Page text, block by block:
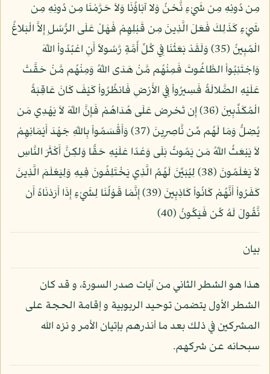
مِن دُونِهِ مِن شَيْءٍ نَّحْنُ وَلا آبَاؤُنَا وَلاَ حَرَّمْنَا مِن دُونِهِ مِن
شَيْءٍ كَذَلِكَ فَعَلَ الَّذِينَ مِن قَبْلِهِمْ فَهَلْ عَلَى الرُّسُلِ إِلاَّ الْبَلاغُ
الْمُبِينُ (35) وَلَقَدْ بَعَثْنَا فِي كُلِّ أُمَّةٍ رَّسُولاً أَنِ اعْبُدُواْ اللّهَ
وَاجْتَنِبُواْ الطَّاغُوتَ فَمِنْهُم مَّنْ هَدَى اللّهُ وَمِنْهُم مَّنْ حَقَّتْ
عَلَيْهِ الضَّلالَةُ فَسِيرُواْ فِي الأَرْضِ فَانظُرُواْ كَيْفَ كَانَ عَاقِبَةُ
الْمُكَذِّبِينَ (36) إِن تَحْرِصْ عَلَى هُدَاهُمْ فَإِنَّ اللّهَ لاَ يَهْدِي مَن
يُضِلُّ وَمَا لَهُم مِّن نَّاصِرِينَ (37) وَأَقْسَمُواْ بِاللّهِ جَهْدَ أَيْمَانِهِمْ
لاَ يَبْعَثُ اللّهُ مَن يَمُوتُ بَلَى وَعْدًا عَلَيْهِ حَقًّا وَلكِنَّ أَكْثَرَ النَّاسِ
لاَ يَعْلَمُونَ (38) لِيُبَيِّنَ لَهُمُ الَّذِي يَخْتَلِفُونَ فِيهِ وَلِيَعْلَمَ الَّذِينَ
كَفَرُواْ أَنَّهُمْ كَانُواْ كَاذِبِينَ (39) إِنَّمَا قَوْلُنَا لِشَيْءٍ إِذَا أَرَدْنَاهُ أَن
نَّقُولَ لَهُ كُن فَيَكُونُ (40)
بيان
هذا هو الشطر الثاني من آيات صدر السورة، و قد كان
الشطر الأول يتضمن توحيد الربوبية و إقامة الحجة على
المشركين في ذلك بعد ما أنذرهم بإتيان الأمر و نزه الله
سبحانه عن شركهم.